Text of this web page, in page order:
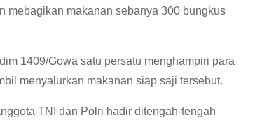
mebagikan makanan sebanya 300 bungkus
1409/Gowa satu persatu menghampiri para
menyalurkan makanan siap saji tersebut.
TNI dan Polri hadir ditengah-tengah